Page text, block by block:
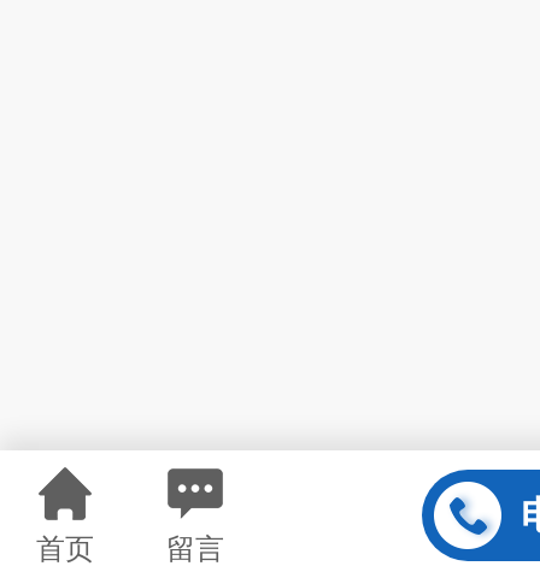
首页 留言